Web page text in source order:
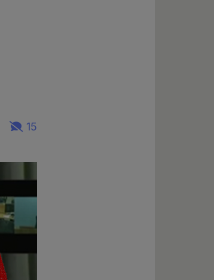
15